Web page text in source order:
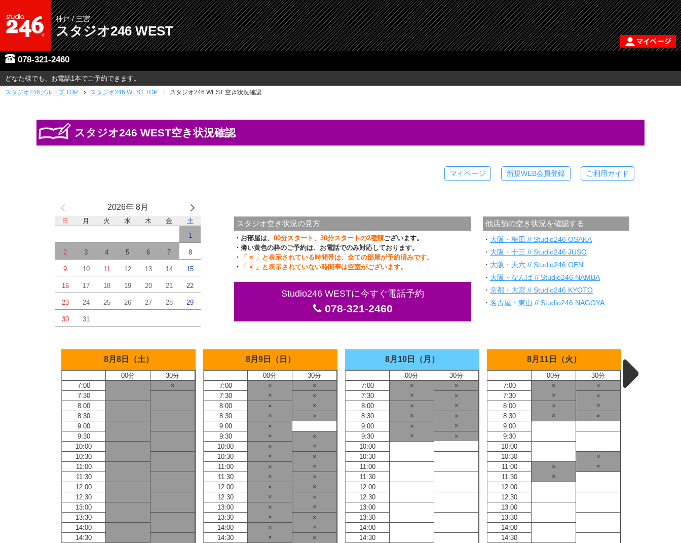
神戸 / 三宮
スタジオ246 WEST
078-321-2460
どなた様でも、お電話1本でご予約できます。
スタジオ246グループTOP スタジオ246 WEST TOP スタジオ246 WEST 空き状況確認
スタジオ246 WEST空き状況確認
ご利用ガイド
新規WEB会員登録
マイページ
2026年 8月
日 月 火 水 木 金
土
1
2 3 4 5 6 7 8
9 10 11 12 13 14 15
16 17 18 19 20 21 22
23 24 25 26 27 28 29
30 31
スタジオ空き状況の見方
・お部屋は、 00分スタート、30分スタートの2種類ございます。
・薄い黄色の枠のご予約は、お電話でのみ対応しております。
・
「 × 」と表示されている時間帯は、全ての部屋が予約済みです。
・
「 × 」と表示されていない時間帯は空室がございます。
Studio246 WESTに今すぐ電話予約
078-321-2460
他店舗の空き状況を確認する
・ 大阪・梅田 // Studio246 OSAKA
・ 大阪・十三 // Studio246 JUSO
・ 大阪・天六 // Studio246 GEN
・ 大阪・なんば // Studio246 NAMBA
・京都・大宮 // Studio246 KYOTO
・名古屋・東山 // Studio246 NAGOYA
8月8日（土）
00分
30分
7:00
×
7:30
8:00
8:30
9:00
9:30
10:00
10:30
11:00
11:30
12:00
12:30
13:00
13:30
14:00
14:30
8月9日（日）
00分
30分
7:00
×
×
7:30
×
×
8:00
×
×
8:30
×
×
9:00
×
9:30
×
×
10:00
×
×
10:30
×
×
11:00
×
×
11:30
×
×
12:00
×
×
12:30
×
×
13:00
×
×
13:30
×
×
14:00
×
×
14:30
×
×
8月10日（月）
00分
30分
7:00
×
×
7:30
×
×
8:00
×
×
8:30
×
×
9:00
×
×
9:30
×
×
10:00
10:30
11:00
11:30
12:00
12:30
13:00
13:30
14:00
14:30
8月11日（火）
00分
30分
7:00
×
×
7:30
×
×
8:00
×
×
8:30
×
×
9:00
9:30
10:00
10:30
×
11:00
×
×
11:30
×
12:00
12:30
13:00
13:30
14:00
14:30